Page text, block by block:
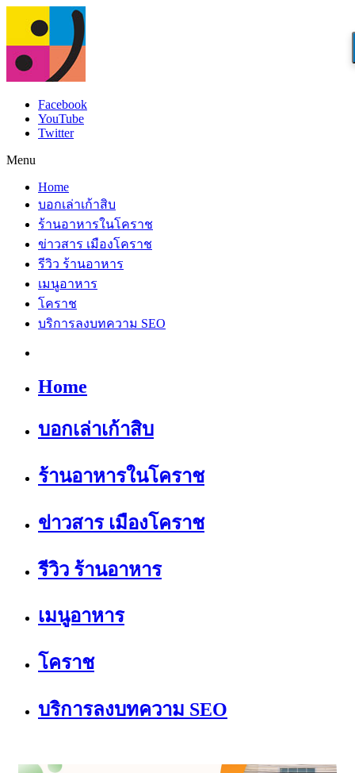
Facebook
YouTube
Twitter
Menu
Home
บอกเล่าเก้าสิบ
ร้านอาหารในโคราช
ข่าวสาร เมืองโคราช
รีวิว ร้านอาหาร
เมนูอาหาร
โคราช
บริการลงบทความ SEO
Home
บอกเล่าเก้าสิบ
ร้านอาหารในโคราช
ข่าวสาร เมืองโคราช
รีวิว ร้านอาหาร
เมนูอาหาร
โคราช
บริการลงบทความ SEO